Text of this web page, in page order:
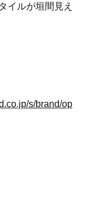
イルが垣間見え
s/brand/op